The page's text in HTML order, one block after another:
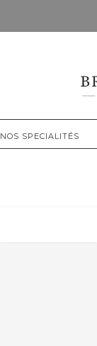
NOS SPECIALITÉS